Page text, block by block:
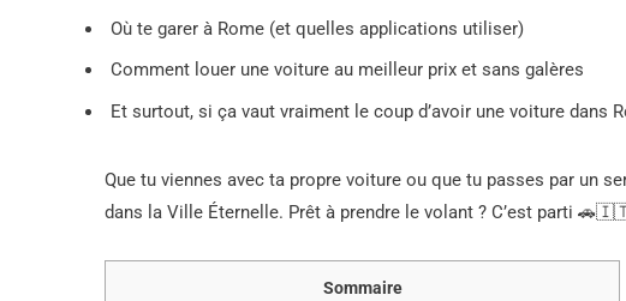
Où te garer à Rome (et quelles applications utiliser)
Comment louer une voiture au meilleur prix et sans galères
Et surtout, si ça vaut vraiment le coup d’avoir une voiture dans
Que tu viennes avec ta propre voiture ou que tu passes par un
dans la Ville Éternelle. Prêt à prendre le volant ? C’est parti
Sommaire